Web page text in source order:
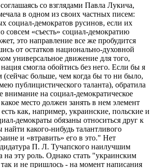
со взглядами Павла Лукича,
в одном из своих частных писем:
социал-демократов русинов, если их
совсем «съесть» социал-демократию
это направление все же пробудится
от остатков национально-духовной
универсальное движение для того,
смогла обойтись без него. Если бы я
больше, чем когда бы то ни было,
публицистического таланта), обратила
внимание на социал-демократическое
место должен занять в нем элемент
как, например, украинские, польские и
демократы обязаны относиться друг к
найти какого-нибудь талантливого
и «втравить» его в это." Нет
П. Л. Тучапского наилучшим
на эту роль. Однако стать "украинским
и не пришлось - на момент написания